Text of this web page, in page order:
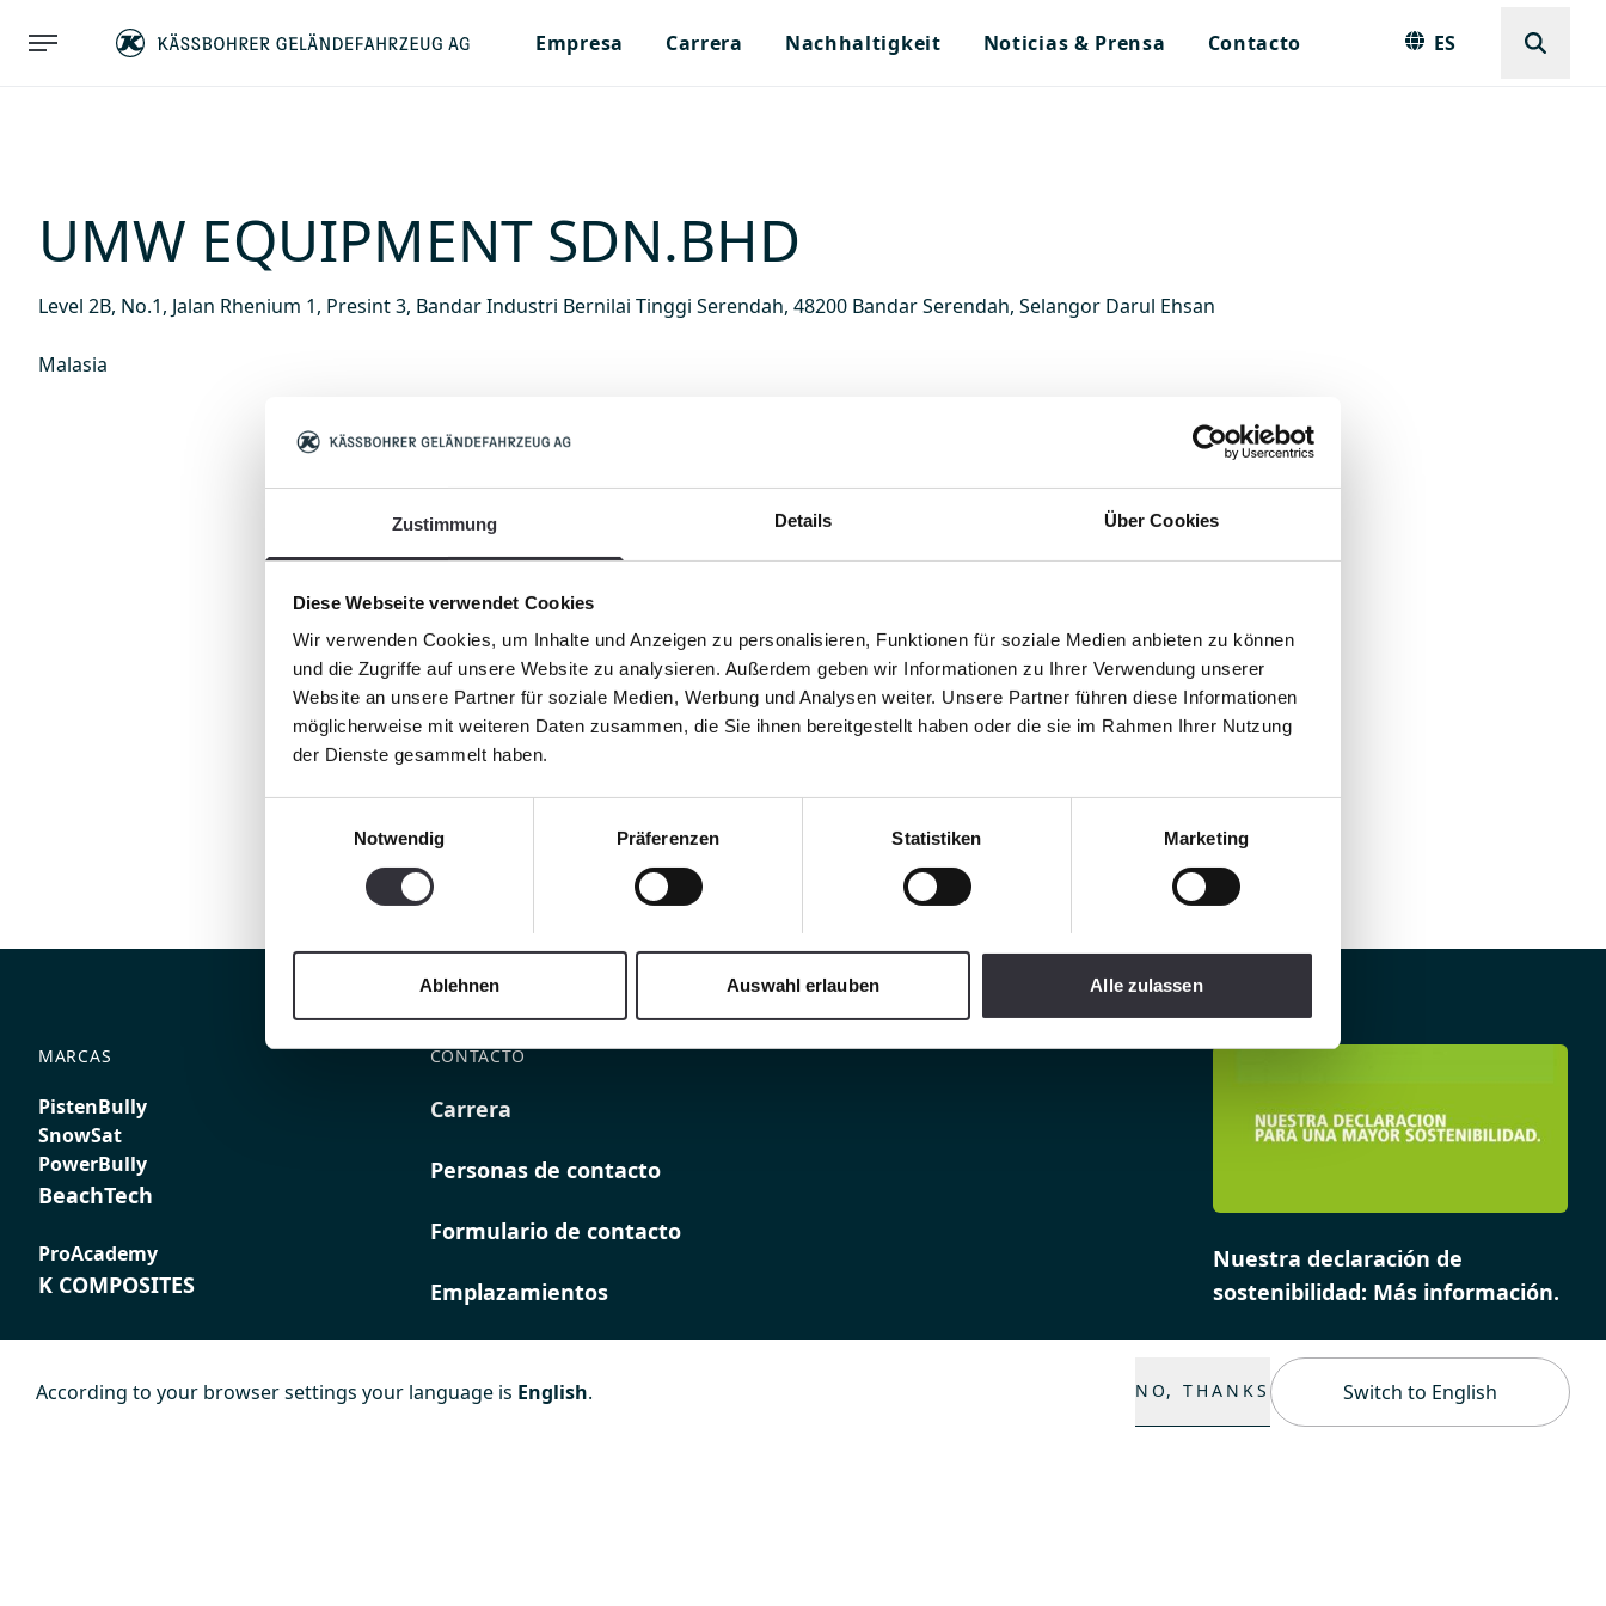
Zustimmung Details Über Cookies
Diese Webseite verwendet Cookies
Wir verwenden Cookies, um Inhalte und Anzeigen zu personalisieren, Funktionen für soziale Medien anbieten zu können
und die Zugriffe auf unsere Website zu analysieren. Außerdem geben wir Informationen zu Ihrer Verwendung unserer
Website an unsere Partner für soziale Medien, Werbung und Analysen weiter. Unsere Partner führen diese Informationen
möglicherweise mit weiteren Daten zusammen, die Sie ihnen bereitgestellt haben oder die sie im Rahmen Ihrer Nutzung
der Dienste gesammelt haben.
Notwendig
Präferenzen Statistiken Marketing
Ablehnen Auswahl erlauben Alle zulassen
Empresa Carrera Nachhaltigkeit Noticias & Prensa Contacto ES
UMW EQUIPMENT SDN.BHD
Level 2B, No.1, Jalan Rhenium 1, Presint 3, Bandar Industri Bernilai Tinggi Serendah, 48200 Bandar Serendah, Selangor Darul Ehsan
Malasia
MARCAS
PistenBully
SnowSat
PowerBully
BeachTech
ProAcademy
K COMPOSITES
CONTACTO
Carrera
Personas de contacto
Formulario de contacto
Emplazamientos
Nuestra declaración de
sostenibilidad: Más información.
According to your browser settings your language is English. NO, THANKS Switch to English